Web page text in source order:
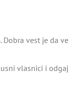
vest je da
vlasnici i